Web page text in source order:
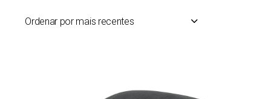
Ordenar por mais recentes